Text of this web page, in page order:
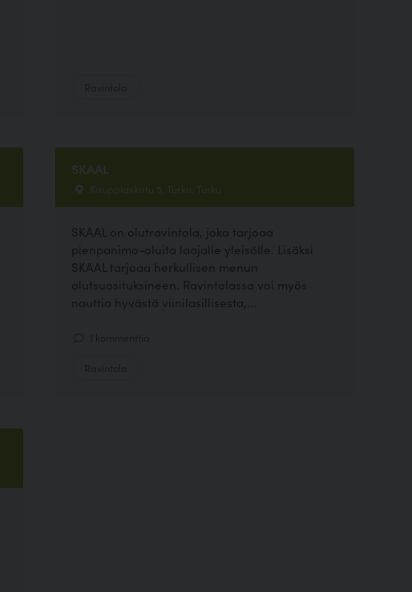
SKAAL
Kauppiaskatu 5, Turku, Turku
SKAAL on olutravintola, joka tarjoaa
pienpanimo-oluita laajalle yleisölle. Lisäksi
SKAAL tarjoaa herkullisen menun
olutsuosituksineen. Ravintolassa voi myös
nauttia hyvästä viinilasillisesta,...